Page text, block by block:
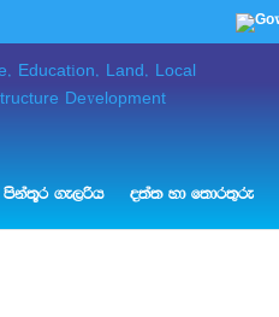
පින්තූර ගැලරිය දත්ත හා තොරතුරු